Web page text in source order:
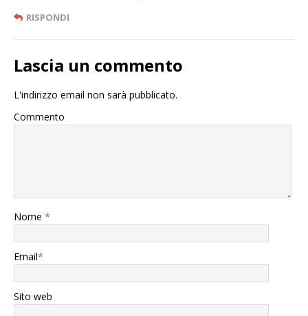
RISPONDI
Lascia un commento
L'indirizzo email non sarà pubblicato.
Commento
Nome *
Email*
Sito web